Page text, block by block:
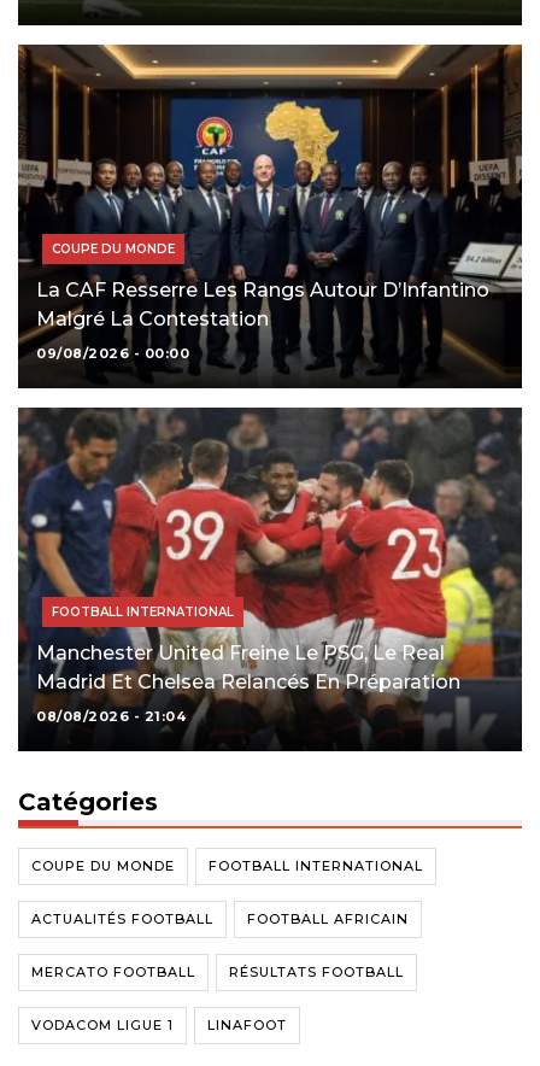
COUPE DU MONDE
La CAF Resserre Les Rangs Autour D’Infantino
Malgré La Contestation
09/08/2026 - 00:00
FOOTBALL INTERNATIONAL
Manchester United Freine Le PSG, Le Real
Madrid Et Chelsea Relancés En Préparation
08/08/2026 - 21:04
Catégories
COUPE DU MONDE FOOTBALL INTERNATIONAL
ACTUALITÉS FOOTBALL FOOTBALL AFRICAIN
MERCATO FOOTBALL RÉSULTATS FOOTBALL
VODACOM LIGUE 1 LINAFOOT